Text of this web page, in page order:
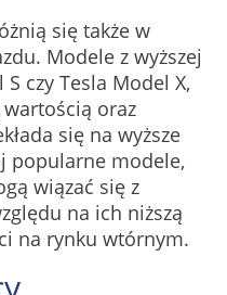
się także w
Modele z wyższej
czy Tesla Model X,
oraz
się na wyższe
popularne modele,
wiązać się z
na ich niższą
na rynku wtórnym.